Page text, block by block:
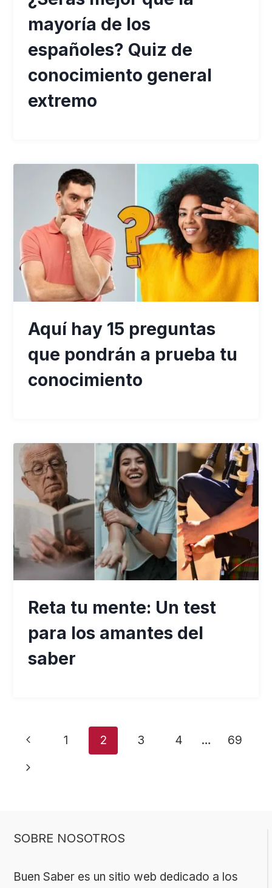
mayoría de los
españoles? Quiz de
conocimiento general
extremo
Aquí hay 15 preguntas
que pondrán a prueba tu
conocimiento
Reta tu mente: Un test
para los amantes del
saber
Navegación
de
Página
anterior
1 2 3 4 …
69
Siguiente
SOBRE NOSOTROS
Buen Saber es un sitio web dedicado a los